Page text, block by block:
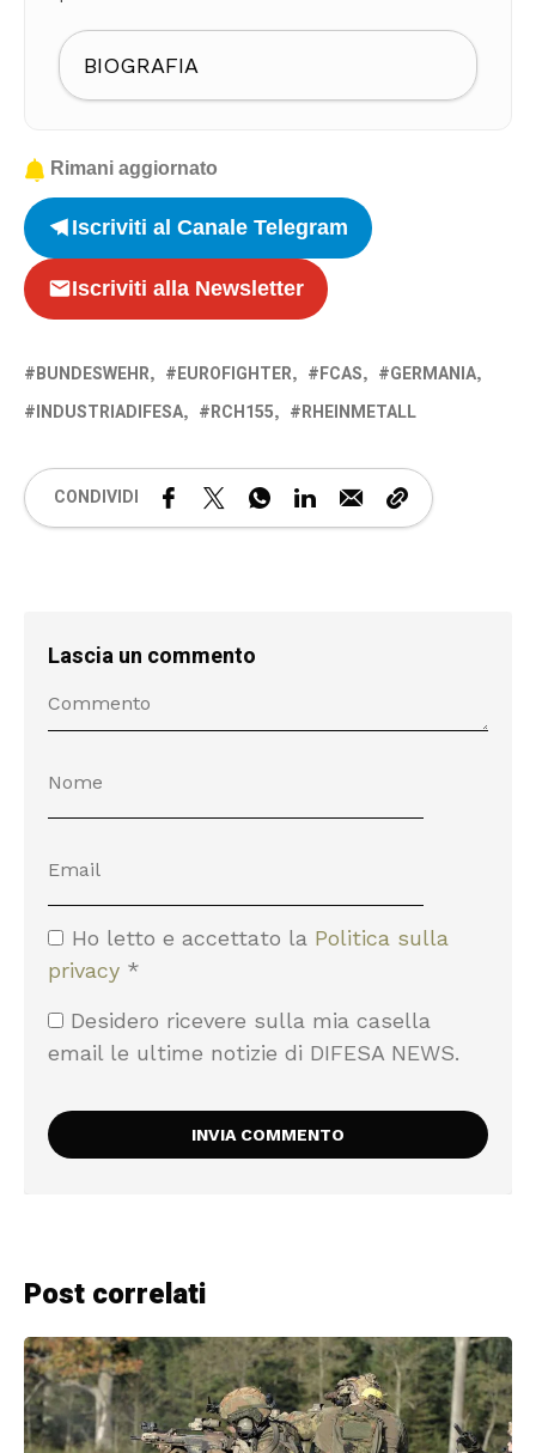
BIOGRAFIA
Rimani aggiornato
Iscriviti al Canale Telegram
Iscriviti alla Newsletter
BUNDESWEHR EUROFIGHTER FCAS
GERMANIA
INDUSTRIADIFESA
RCH155 RHEINMETALL
CONDIVIDI
Lascia un commento
Ho letto e accettato la Politica sulla
privacy *
Desidero ricevere sulla mia casella
email le ultime notizie di DIFESA NEWS.
Post correlati